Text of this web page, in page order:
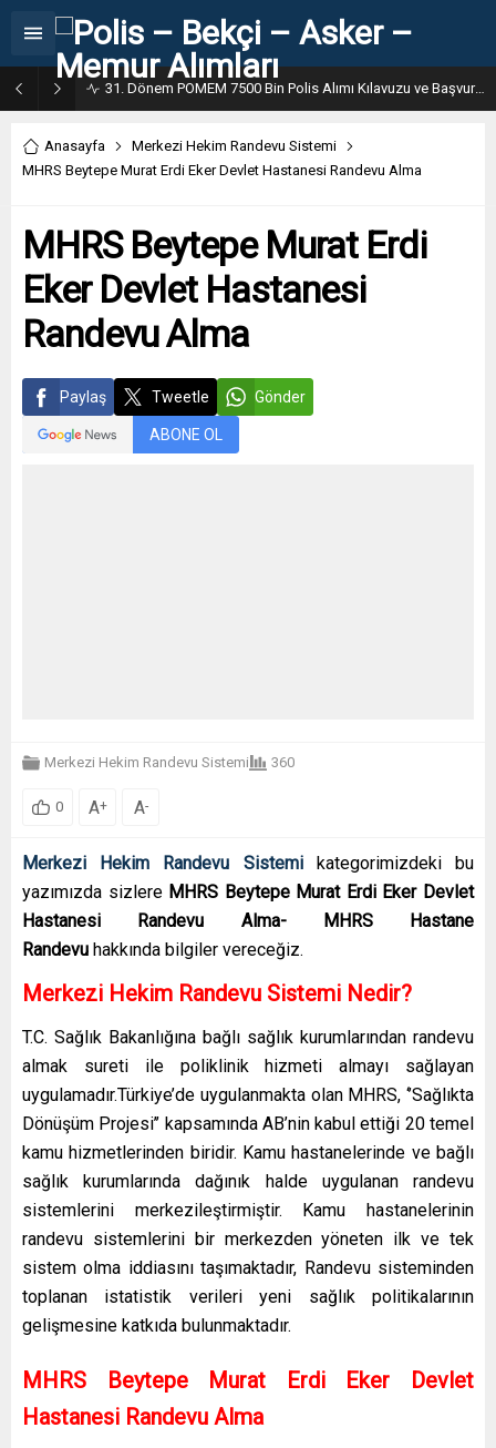
31. Dönem POMEM 7500 Bin Polis Alımı Kılavuzu ve Başvuru Ekranı
Anasayfa
Merkezi Hekim Randevu Sistemi
MHRS Beytepe Murat Erdi Eker Devlet Hastanesi Randevu Alma
MHRS Beytepe Murat Erdi
Eker Devlet Hastanesi
Randevu Alma
Paylaş Tweetle Gönder
ABONE OL
Merkezi Hekim Randevu Sistemi 360
0 A+ A-
Merkezi Hekim Randevu Sistemikategorimizdeki bu
yazımızda sizlere MHRS Beytepe Murat Erdi Eker Devlet
Hastanesi Randevu Alma- MHRS Hastane
Randevu hakkında bilgiler vereceğiz.
Merkezi Hekim Randevu Sistemi Nedir?
T.C. Sağlık Bakanlığına bağlı sağlık kurumlarından randevu
almak sureti ile poliklinik hizmeti almayı sağlayan
uygulamadır.Türkiye’de uygulanmakta olan MHRS, ‘’Sağlıkta
Dönüşüm Projesi’’ kapsamında AB’nin kabul ettiği 20 temel
kamu hizmetlerinden biridir. Kamu hastanelerinde ve bağlı
sağlık kurumlarında dağınık halde uygulanan randevu
sistemlerini merkezileştirmiştir. Kamu hastanelerinin
randevu sistemlerini bir merkezden yöneten ilk ve tek
sistem olma iddiasını taşımaktadır, Randevu sisteminden
toplanan istatistik verileri yeni sağlık politikalarının
gelişmesine katkıda bulunmaktadır.
MHRS Beytepe Murat Erdi Eker Devlet
Hastanesi Randevu Alma